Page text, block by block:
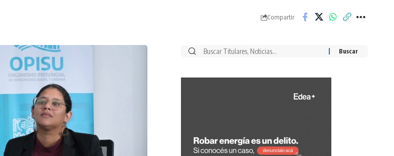
Compartir
Buscar